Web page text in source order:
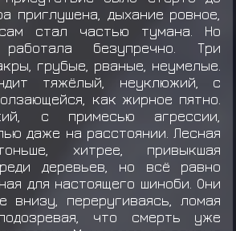
приглушена, дыхание ровное,
стал частью тумана. Но
безупречно. Три
грубые, рваные, неумелые.
тяжёлый, неуклюжий, с
как жирное пятно.
с примесью агрессии,
даже на расстоянии. Лесная
хитрее, привыкшая
деревьев, но всё равно
для настоящего шиноби. Они
внизу, переругиваясь, ломая
что смерть уже